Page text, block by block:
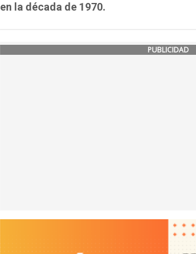
en la década de 1970.
PUBLICIDAD